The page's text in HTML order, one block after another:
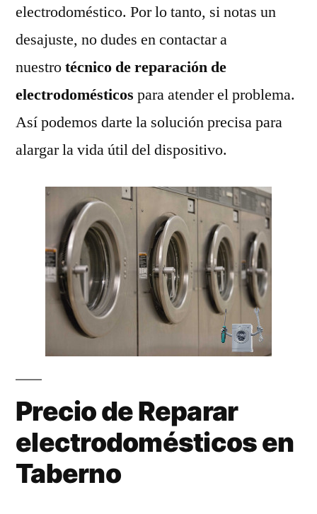
electrodoméstico. Por lo tanto, si notas un
desajuste, no dudes en contactar a
nuestrotécnico de reparación de
electrodomésticos para atender el problema.
Así podemos darte la solución precisa para
alargar la vida útil del dispositivo.
Precio de Reparar
electrodomésticos en
Taberno